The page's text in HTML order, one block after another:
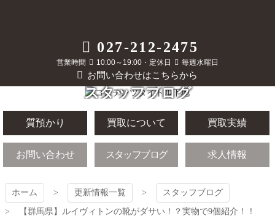
ス
ッ
質屋かんてい局
前橋店
027-212-2475
営業時間 10:00～19:00・定休日 毎週水曜日
お問い合わせはこちらから
スタッフブログ
質預かり 買取について 買取実績
お問い合わせ スタッフブログ 求人情報
ホーム 更新情報一覧 スタッフブログ
【群馬県】ルイヴィトンの靴がダサい！？実物で9個紹介！！